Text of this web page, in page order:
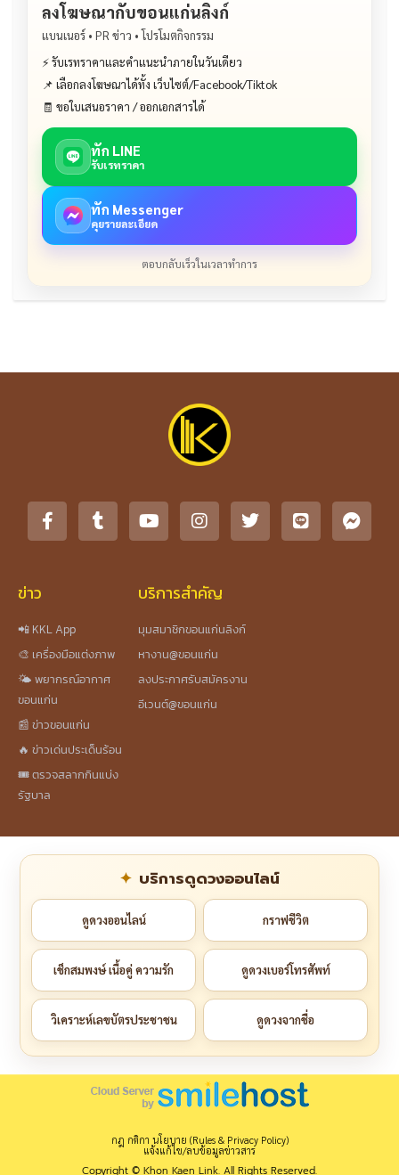
ลงโฆษณากับขอนแก่นลิงก์
แบนเนอร์ • PR ข่าว • โปรโมตกิจกรรม
⚡ รับเรทราคาและคำแนะนำภายในวันเดียว
📌 เลือกลงโฆษณาได้ทั้ง เว็บไซต์/Facebook/Tiktok
🧾 ขอใบเสนอราคา / ออกเอกสารได้
ทัก LINE
รับเรทราคา
ทัก Messenger
คุยรายละเอียด
ตอบกลับเร็วในเวลาทำการ
ข่าว
📲 KKL App
🎨 เครื่องมือแต่งภาพ
🌤️ พยากรณ์อากาศ
ขอนแก่น
📰 ข่าวขอนแก่น
🔥 ข่าวเด่นประเด็นร้อน
🎟️ ตรวจสลากกินแบ่ง
รัฐบาล
บริการสำคัญ
มุมสมาชิกขอนแก่นลิงก์
หางาน@ขอนแก่น
ลงประกาศรับสมัครงาน
อีเวนต์@ขอนแก่น
บริการดูดวงออนไลน์
ดูดวงออนไลน์ กราฟชีวิต
เช็กสมพงษ์ เนื้อคู่ ความรัก ดูดวงเบอร์โทรศัพท์
วิเคราะห์เลขบัตรประชาชน ดูดวงจากชื่อ
กฎ กติกา นโยบาย (Rules & Privacy Policy)
แจ้งแก้ไข/ลบข้อมูลข่าวสาร
Copyright © Khon Kaen Link. All Rights Reserved.